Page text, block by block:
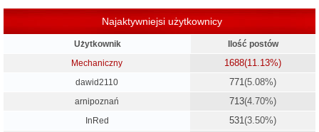
Najaktywniejsi użytkownicy
Użytkownik
Ilość postów
Mechaniczny
1688(11.13%)
dawid2110 771(5.08%)
arnipoznań 713(4.70%)
InRed 531(3.50%)